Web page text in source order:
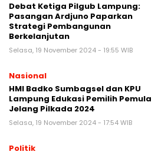
Debat Ketiga Pilgub Lampung:
Pasangan Ardjuno Paparkan
Strategi Pembangunan
Berkelanjutan
Selasa, 19 November 2024 - 19:55 WIB
Nasional
HMI Badko Sumbagsel dan KPU
Lampung Edukasi Pemilih Pemula
Jelang Pilkada 2024
Selasa, 19 November 2024 - 17:54 WIB
Politik